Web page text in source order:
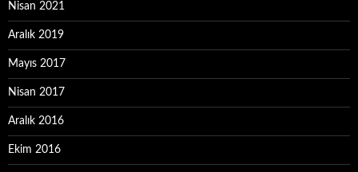
Nisan 2021
Aralık 2019
Mayıs 2017
Nisan 2017
Aralık 2016
Ekim 2016